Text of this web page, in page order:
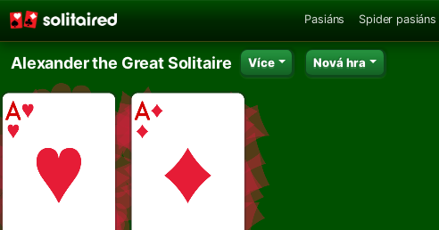
Pasiáns Spider pasiáns
Alexander the Great Solitaire Více Nová hra